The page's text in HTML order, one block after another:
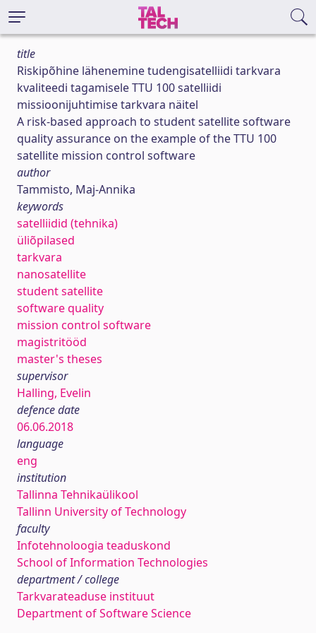
title
Riskipõhine lähenemine tudengisatelliidi tarkvara
kvaliteedi tagamisele TTU 100 satelliidi
missioonijuhtimise tarkvara näitel
A risk-based approach to student satellite software
quality assurance on the example of the TTU 100
satellite mission control software
author
Tammisto, Maj-Annika
keywords
satelliidid (tehnika)
üliõpilased
tarkvara
nanosatellite
student satellite
software quality
mission control software
magistritööd
master's theses
supervisor
Halling, Evelin
defence date
06.06.2018
language
eng
institution
Tallinna Tehnikaülikool
Tallinn University of Technology
faculty
Infotehnoloogia teaduskond
School of Information Technologies
department / college
Tarkvarateaduse instituut
Department of Software Science